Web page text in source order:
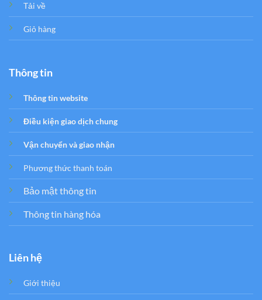
Tải về
Giỏ hàng
Thông tin
Thông tin website
Điều kiện giao dịch chung
Vận chuyển và giao nhận
Phương thức thanh toán
Bảo mật thông tin
Thông tin hàng hóa
Liên hệ
Giới thiệu